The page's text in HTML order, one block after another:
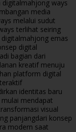
digitalmahjong ways
media
melalui sudut
terlihat seiring
mahjong emas
digital
bagian dari
kreatif menuju
platform digital
identitas baru
mendapat
visual
panjangdari konsep
modern saat